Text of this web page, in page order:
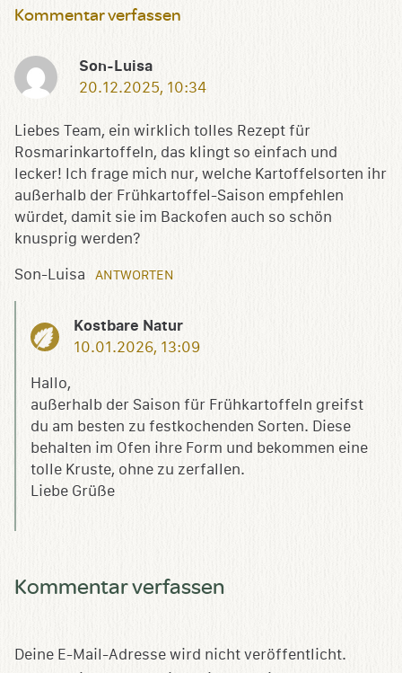
Kommentar verfassen
Son-Luisa
20.12.2025, 10:34
Liebes Team, ein wirklich tolles Rezept für
Rosmarinkartoffeln, das klingt so einfach und
lecker! Ich frage mich nur, welche Kartoffelsorten ihr
außerhalb der Frühkartoffel-Saison empfehlen
würdet, damit sie im Backofen auch so schön
knusprig werden?
Son-Luisa ANTWORTEN
Kostbare Natur
10.01.2026, 13:09
Hallo,
außerhalb der Saison für Frühkartoffeln greifst
du am besten zu festkochenden Sorten. Diese
behalten im Ofen ihre Form und bekommen eine
tolle Kruste, ohne zu zerfallen.
Liebe Grüße
Kommentar verfassen
Deine E-Mail-Adresse wird nicht veröffentlicht.